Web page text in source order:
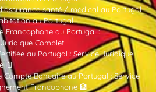
santé / médical au Portugal
au Portugal
Francophone au Portugal :
Complet
au Portugal : Service Juridique
📄
Compte Bancaire au Portugal : Service
Francophone 🏦